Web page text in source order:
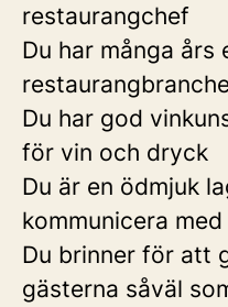
restaurangchef
Du har många års
Du har god
för vin och dryck
Du är en ödmjuk
kommunicera
Du brinner för att
gästerna såväl